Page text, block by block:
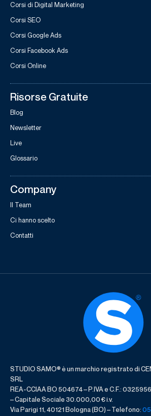
Corsi di Digital Marketing
Corsi SEO
Corsi Google Ads
Corsi Facebook Ads
Corsi Online
Risorse Gratuite
Blog
Newsletter
Live
Glossario
Company
Il Team
Ci hanno scelto
Contatti
STUDIO SAMO® è un marchio registrato di
SRL
REA-CCIAA BO 504674 – P.IVA e C.F.:
– Capitale Sociale 30.000,00 € i.v.
Via Parigi 11, 40121 Bologna (BO) – Telefono: